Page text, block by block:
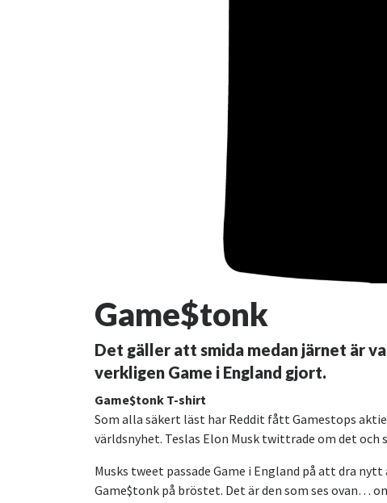
Game$tonk
Det gäller att smida medan järnet är
verkligen Game i England gjort.
Game$tonk T-shirt
Som alla säkert läst har Reddit fått Gamestops
världsnyhet. Teslas Elon Musk twittrade om det och
Musks tweet passade Game i England på att dra
Game$tonk på bröstet. Det är den som ses ovan…